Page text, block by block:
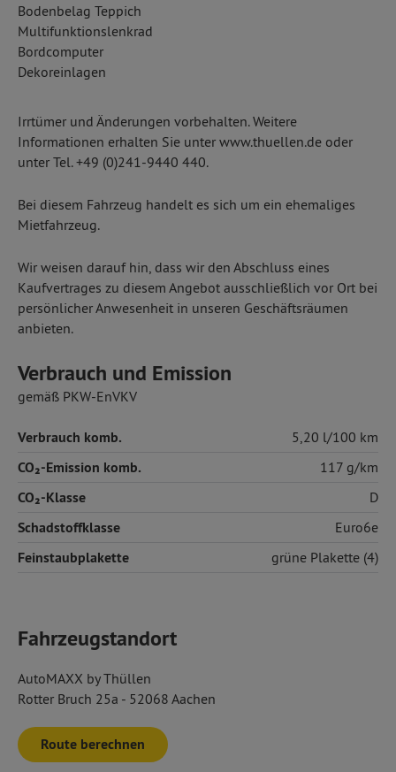
Bodenbelag Teppich
Multifunktionslenkrad
Bordcomputer
Dekoreinlagen
Irrtümer und Änderungen vorbehalten. Weitere
Informationen erhalten Sie unter www.thuellen.de oder
unter Tel. +49 (0)241-9440 440.
Bei diesem Fahrzeug handelt es sich um ein ehemaliges
Mietfahrzeug.
Wir weisen darauf hin, dass wir den Abschluss eines
Kaufvertrages zu diesem Angebot ausschließlich vor Ort bei
persönlicher Anwesenheit in unseren Geschäftsräumen
anbieten.
Verbrauch und Emission
gemäß PKW-EnVKV
Verbrauch komb. 5,20 l/100 km
CO₂-Emission komb. 117 g/km
CO₂-Klasse D
Schadstoffklasse Euro6e
Feinstaubplakette grüne Plakette (4)
Fahrzeugstandort
AutoMAXX by Thüllen
Rotter Bruch 25a - 52068 Aachen
Route berechnen